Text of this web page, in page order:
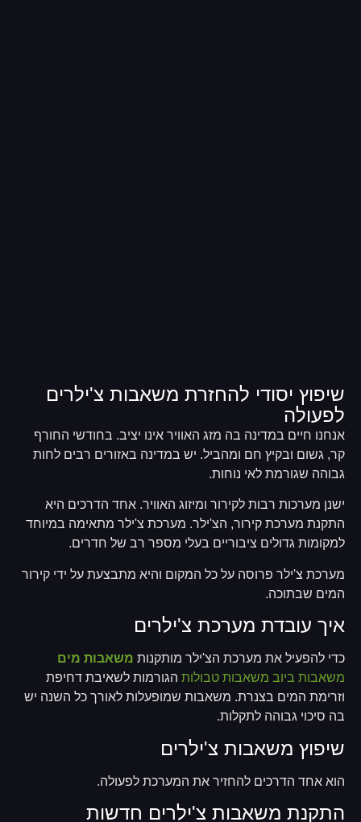
שיפוץ יסודי להחזרת משאבות צ'ילרים
לפעולה
אנחנו חיים במדינה בה מזג האוויר אינו יציב. בחודשי החורף
קר, גשום ובקיץ חם ומהביל. יש במדינה באזורים רבים לחות
גבוהה שגורמת לאי נוחות.
ישנן מערכות רבות לקירור ומיזוג האוויר. אחד הדרכים היא
התקנת מערכת קירור, הצ'ילר. מערכת צ'ילר מתאימה במיוחד
למקומות גדולים ציבוריים בעלי מספר רב של חדרים.
מערכת צ'ילר פרוסה על כל המקום והיא מתבצעת על ידי קירור
המים שבתוכה.
איך עובדת מערכת צ'ילרים
כדי להפעיל את מערכת הצ'ילר מותקנות משאבות מים
משאבות ביוב משאבות טבולות הגורמות לשאיבת דחיפת
וזרימת המים בצנרת. משאבות שמופעלות לאורך כל השנה יש
בה סיכוי גבוהה לתקלות.
שיפוץ משאבות צ'ילרים
הוא אחד הדרכים להחזיר את המערכת לפעולה.
התקנת משאבות צ'ילרים חדשות